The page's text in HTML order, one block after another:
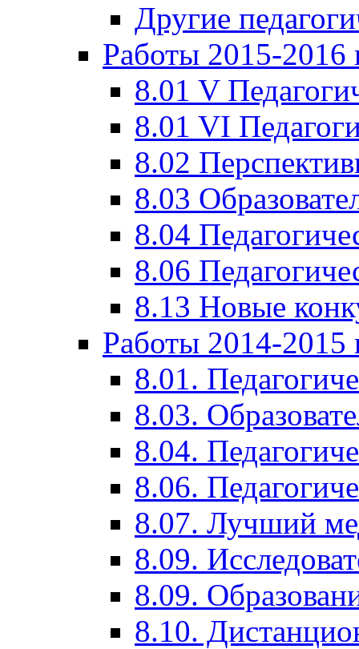
Другие
Работы 2015-2016
8.01 V
8.01 VI
8.02
8.03
8.04
8.06
8.13 Новые
Работы 2014-2015
8.01.
8.03.
8.04.
8.06.
8.07. Лучший
8.09.
8.09.
8.10.